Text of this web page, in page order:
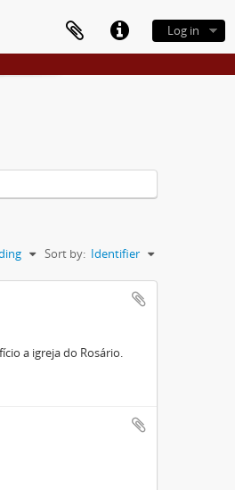
Log in
Sort by: Identifier
a igreja do Rosário.